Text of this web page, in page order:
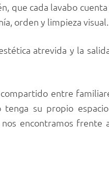
que cada lavabo cuenta
orden y limpieza visual.
atrevida y la
entre
su propio
encontramos frente